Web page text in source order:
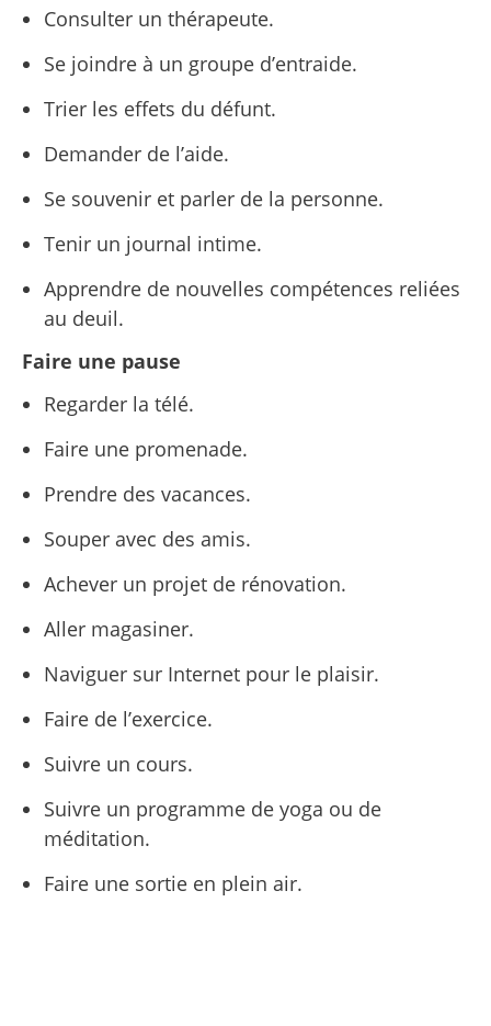
Consulter un thérapeute.
Se joindre à un groupe d’entraide.
Trier les effets du défunt.
Demander de l’aide.
Se souvenir et parler de la personne.
Tenir un journal intime.
Apprendre de nouvelles compétences reliées
au deuil.
Faire une pause
Regarder la télé.
Faire une promenade.
Prendre des vacances.
Souper avec des amis.
Achever un projet de rénovation.
Aller magasiner.
Naviguer sur Internet pour le plaisir.
Faire de l’exercice.
Suivre un cours.
Suivre un programme de yoga ou de
méditation.
Faire une sortie en plein air.